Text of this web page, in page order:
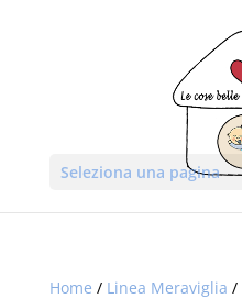
Seleziona una pagina
Home / Linea Meraviglia /